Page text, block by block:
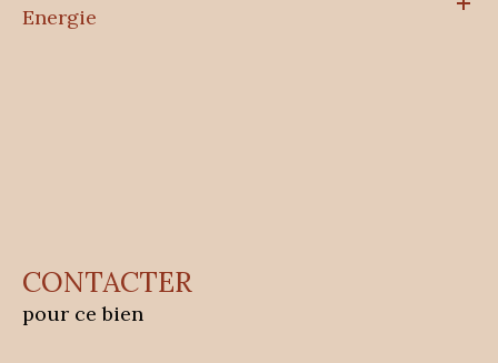
Energie
CONTACTER
pour ce bien